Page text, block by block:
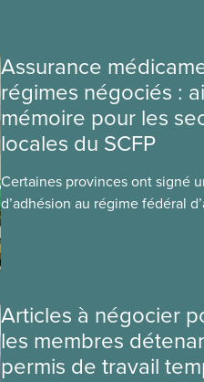
Assurance
régimes négociés :
mémoire pour les
locales du SCFP
Certaines provinces ont signé
d’adhésion au régime fédéral
Articles à négocier
les membres
permis de travail